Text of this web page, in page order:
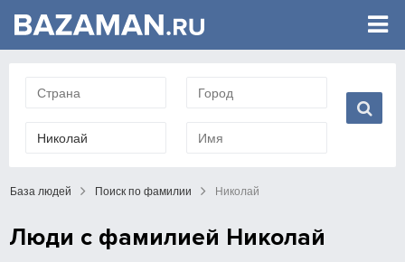
База людей Поиск по фамилии Николай
Люди с фамилией Николай